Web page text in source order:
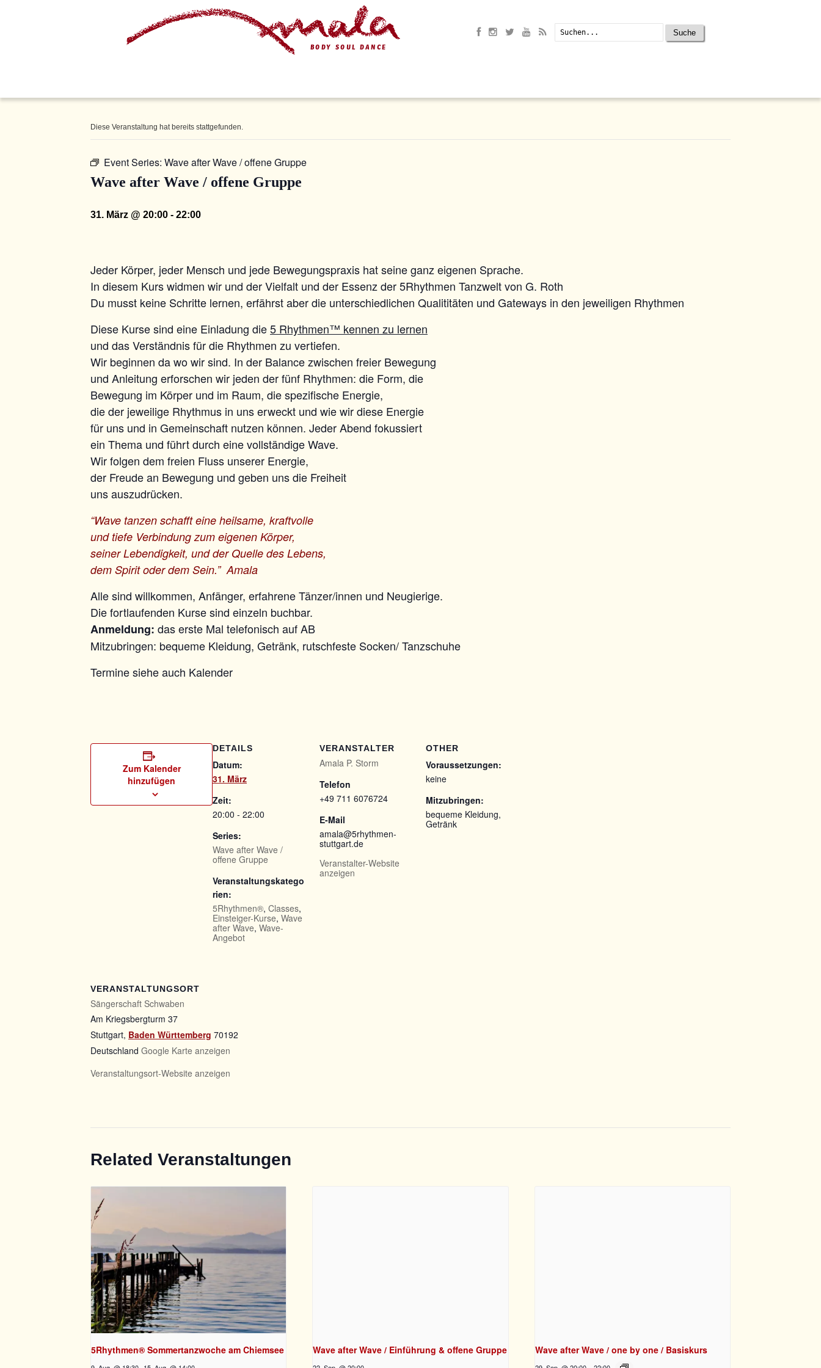
Suche
Diese Veranstaltung hat bereits stattgefunden.
Event Series: Wave after Wave / offene Gruppe
Wave after Wave / offene Gruppe
31. März @ 20:00 - 22:00
Jeder Körper, jeder Mensch und jede Bewegungspraxis hat seine ganz eigenen Sprache.
In diesem Kurs widmen wir und der Vielfalt und der Essenz der 5Rhythmen Tanzwelt von G. Roth
Du musst keine Schritte lernen, erfährst aber die unterschiedlichen Qualititäten und Gateways in den jeweiligen Rhythmen
Diese Kurse sind eine Einladung die5 Rhythmen™ kennen zu lernen
und das Verständnis für die Rhythmen zu vertiefen.
Wir beginnen da wo wir sind. In der Balance zwischen freier Bewegung
und Anleitung erforschen wir jeden der fünf Rhythmen: die Form, die
Bewegung im Körper und im Raum, die spezifische Energie,
die der jeweilige Rhythmus in uns erweckt und wie wir diese Energie
für uns und in Gemeinschaft nutzen können. Jeder Abend fokussiert
ein Thema und führt durch eine vollständige Wave.
Wir folgen dem freien Fluss unserer Energie,
der Freude an Bewegung und geben uns die Freiheit
uns auszudrücken.
“Wave tanzen schafft eine heilsame, kraftvolle
und tiefe Verbindung zum eigenen Körper,
seiner Lebendigkeit, und der Quelle des Lebens,
dem Spirit oder dem Sein.” Amala
Alle sind willkommen, Anfänger, erfahrene Tänzer/innen und Neugierige.
Die fortlaufenden Kurse sind einzeln buchbar.
Anmeldung: das erste Mal telefonisch auf AB
Mitzubringen: bequeme Kleidung, Getränk, rutschfeste Socken/ Tanzschuhe
Termine siehe auch Kalender
Zum Kalender
hinzufügen
DETAILS
Datum:
31. März
Zeit:
20:00 - 22:00
Series:
Wave after Wave /
offene Gruppe
Veranstaltungskatego
rien:
5Rhythmen®, Classes,
Einsteiger-Kurse, Wave
after Wave, Wave-
Angebot
VERANSTALTER
Amala P. Storm
Telefon
+49 711 6076724
E-Mail
amala@5rhythmen-
stuttgart.de
Veranstalter-Website
anzeigen
OTHER
Voraussetzungen:
keine
Mitzubringen:
bequeme Kleidung,
Getränk
VERANSTALTUNGSORT
Sängerschaft Schwaben
Am Kriegsbergturm 37
Stuttgart, Baden Württemberg 70192
Deutschland Google Karte anzeigen
Veranstaltungsort-Website anzeigen
Related Veranstaltungen
5Rhythmen® Sommertanzwoche am Chiemsee Wave after Wave / Einführung & offene Gruppe Wave after Wave / one by one / Basiskurs